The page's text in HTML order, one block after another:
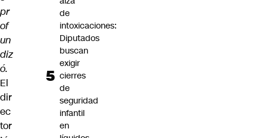
pr
of
un
diz
ó.
El
dir
ec
tor
de
intoxicaciones:
Diputados
buscan
exigir
cierres
de
seguridad
infantil
en